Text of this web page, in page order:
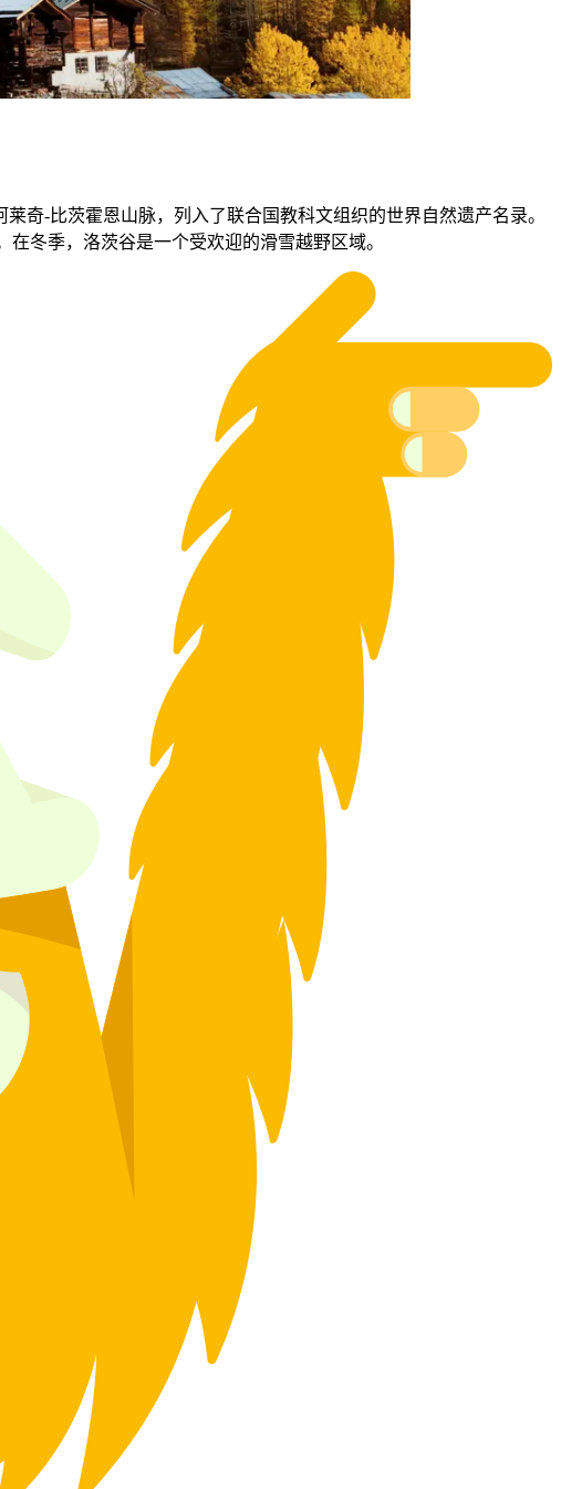
奇-比茨霍恩山脉，列入了联合国教科文组织的世界自然遗产名录。
冬季，洛茨谷是一个受欢迎的滑雪越野区域。